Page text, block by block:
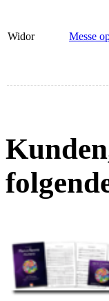
Widor Messe